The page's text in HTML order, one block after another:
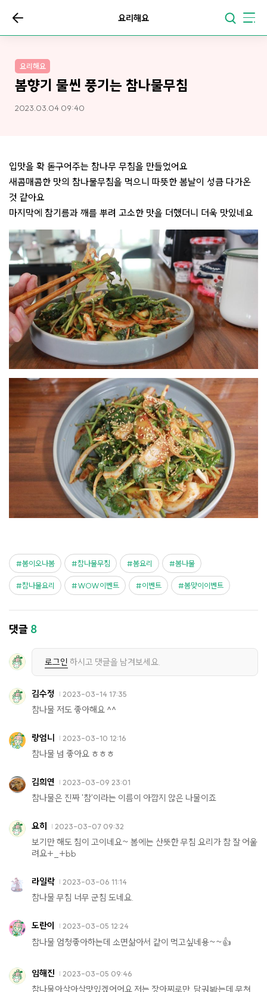
요리해요
요리해요
봄향기 물씬 풍기는 참나물무침
2023.03.04 09:40
입맛을 확 돋구어주는 참나무 무침을 만들었어요
새콤매콤한 맛의 참나물무침을 먹으니 따뜻한 봄날이 성큼 다가온
것 같아요
마지막에 참기름과 깨를 뿌려 고소한 맛을 더했더니 더욱 맛있네요
봄이오나봄 참나물무침 봄요리 봄나물
참나물요리 WOW이벤트 이벤트 봄맞이이벤트
댓글 8
로그인 하시고 댓글을 남겨보세요.
김수정 2023-03-14 17:35
참나물 저도 좋아해요 ^^
랑엄니 2023-03-10 12:16
참나물 넘 좋아요 ㅎㅎㅎ
김희연 2023-03-09 23:01
참나물은 진짜 '참'이라는 이름이 아깝지 않은 나물이죠
요히 2023-03-07 09:32
보기만 해도 침이 고이네요~ 봄에는 산뜻한 무침 요리가 참 잘 어울
려요+_+bb
라일락 2023-03-06 11:14
참나물 무침 너무 군침 도네요.
도란이 2023-03-05 12:24
참나물 엄청좋아하는데 소면삶아서 같이 먹고싶네용~~👍
임해진 2023-03-05 09:46
참나물아삭아삭맛있겠어어요 저는 장아찌로만. 담궈봒는데 무쳐